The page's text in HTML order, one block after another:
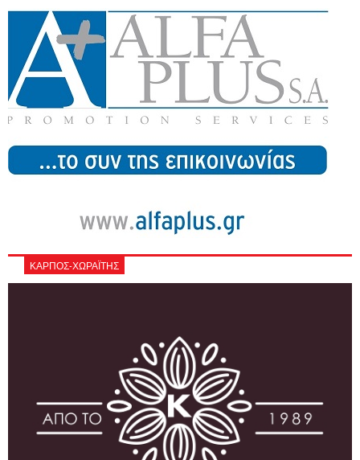
ΚΑΡΠΟΣ-ΧΩΡΑΪΤΗΣ